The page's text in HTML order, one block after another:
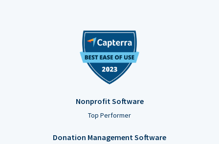
Nonprofit Software
Top Performer
Donation Management Software